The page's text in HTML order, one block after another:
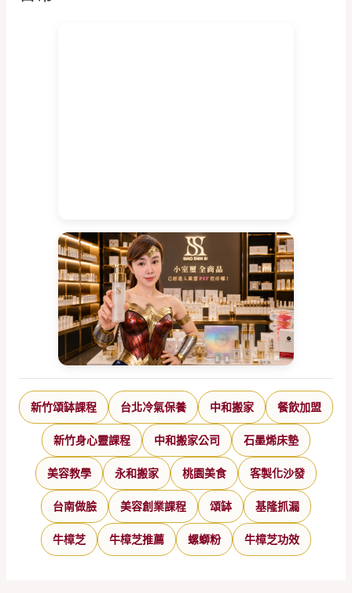
新竹頌缽課程 台北冷氣保養 中和搬家 餐飲加盟
新竹身心靈課程 中和搬家公司 石墨烯床墊
美容教學 永和搬家 桃園美食 客製化沙發
台南做臉 美容創業課程 頌缽 基隆抓漏
牛樟芝 牛樟芝推薦 螺螄粉 牛樟芝功效